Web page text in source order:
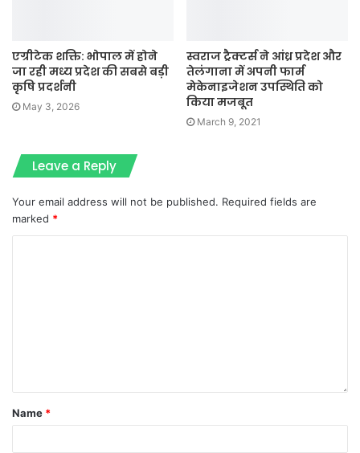
एग्रीटेक शक्ति: भोपाल में होने
जा रही मध्य प्रदेश की सबसे बड़ी
कृषि प्रदर्शनी
May 3, 2026
स्वराज ट्रैक्टर्स ने आंध्र प्रदेश और
तेलंगाना में अपनी फार्म
मेकेनाइजेशन उपस्थिति को
किया मजबूत
March 9, 2021
Leave a Reply
Your email address will not be published. Required fields are
marked *
Name *